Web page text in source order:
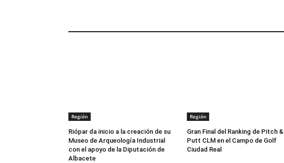
Región
Riópar da inicio a la creación de su
Museo de Arqueología Industrial
con el apoyo de la Diputación de
Albacete
Región
Gran Final del Ranking de Pitch &
Putt CLM en el Campo de Golf
Ciudad Real